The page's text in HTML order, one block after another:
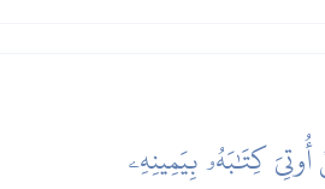
كِتَٰبَهُۥ بِيَمِينِهِۦ